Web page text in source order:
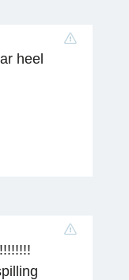
heel